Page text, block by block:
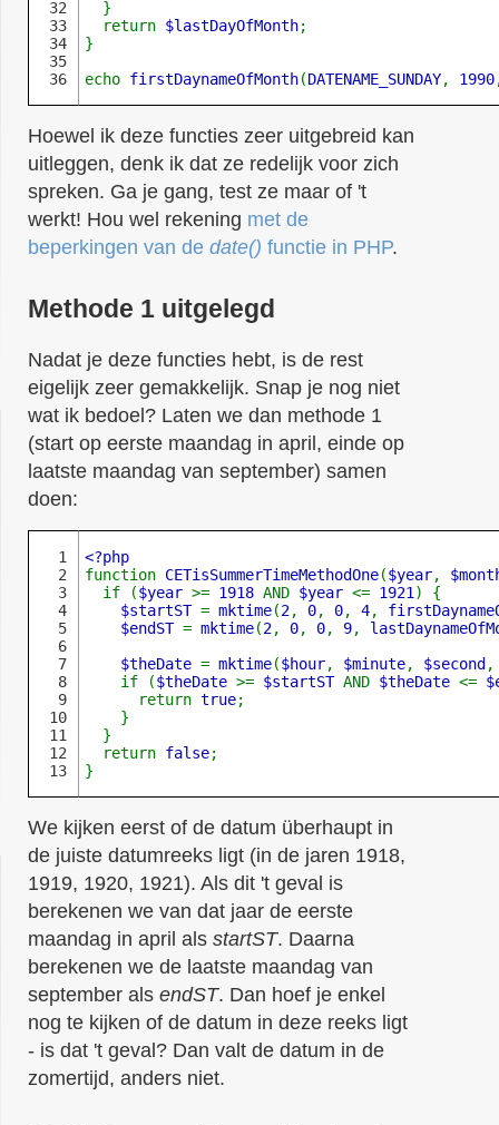
32
33
34
35
  }
  return
$lastDayOfMonth;
}
echo firstDaynameOfMonth(DATENAME_SUNDAY, 1990
Hoewel ik deze functies zeer uitgebreid kan
uitleggen, denk ik dat ze redelijk voor zich
spreken. Ga je gang, test ze maar of 't
werkt! Hou wel rekening met de
beperkingen van de date() functie in PHP.
Methode 1 uitgelegd
Nadat je deze functies hebt, is de rest
eigelijk zeer gemakkelijk. Snap je nog niet
wat ik bedoel? Laten we dan methode 1
(start op eerste maandag in april, einde op
laatste maandag van september) samen
doen:
1
2
3
4
5
6
7
8
9
10
11
12
function CETisSummerTimeMethodOne($year,
  if (
$year >= 1918 AND $year <= 1921 ) {
$startST = mktime(2, 0, 0, 4,
$endST = mktime(2, 0, 0, 9,
$theDate = mktime($hour, $minute, $second
    if (
$theDate >= $startST AND $theDate <=
      return
true;
    }
  }
  return
false;
}
We kijken eerst of de datum überhaupt in
de juiste datumreeks ligt (in de jaren 1918,
1919, 1920, 1921). Als dit 't geval is
berekenen we van dat jaar de eerste
maandag in april als startST. Daarna
berekenen we de laatste maandag van
september als endST. Dan hoef je enkel
nog te kijken of de datum in deze reeks ligt
- is dat 't geval? Dan valt de datum in de
zomertijd, anders niet.